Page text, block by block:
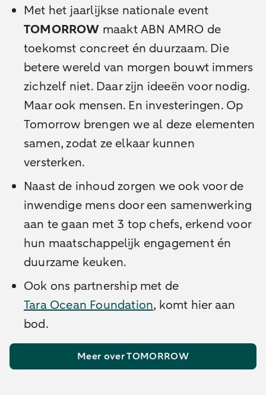
Met het jaarlijkse nationale event
TOMORROW maakt ABN AMRO de
toekomst concreet én duurzaam. Die
betere wereld van morgen bouwt immers
zichzelf niet. Daar zijn ideeën voor nodig.
Maar ook mensen. En investeringen. Op
Tomorrow brengen we al deze elementen
samen, zodat ze elkaar kunnen
versterken.
Naast de inhoud zorgen we ook voor de
inwendige mens door een samenwerking
aan te gaan met 3 top chefs, erkend voor
hun maatschappelijk engagement én
duurzame keuken.
Ook ons partnership met de
Tara Ocean Foundation, komt hier aan
bod.
Meer over TOMORROW